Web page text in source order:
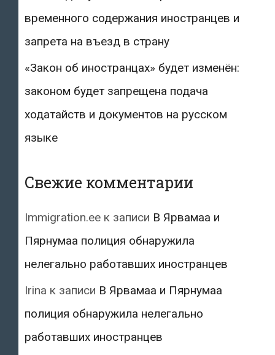
временного содержания иностранцев и
запрета на въезд в страну
«Закон об иностранцах» будет изменён:
законом будет запрещена подача
ходатайств и документов на русском
языке
Свежие комментарии
Immigration.ee к записи В Ярвамаа и
Пярнумаа полиция обнаружила
нелегально работавших иностранцев
Irina к записи В Ярвамаа и Пярнумаа
полиция обнаружила нелегально
работавших иностранцев